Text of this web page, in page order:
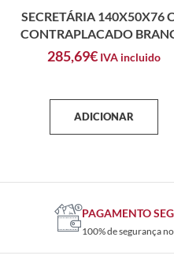
SECRETÁRIA 140X50X76
CONTRAPLACADO
285,69€ IVA incluido
ADICIONAR
PAGAMENTO
100% de segurança